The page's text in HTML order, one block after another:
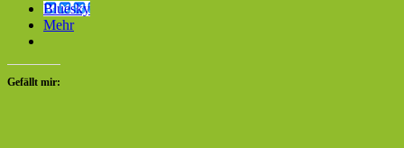
Bluesky
Mehr
Gefällt mir: